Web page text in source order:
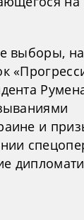
выборы, на
и